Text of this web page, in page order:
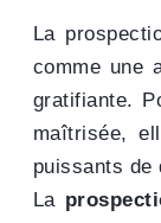
La
comme une
gratifiante.
maîtrisée,
puissants de
La